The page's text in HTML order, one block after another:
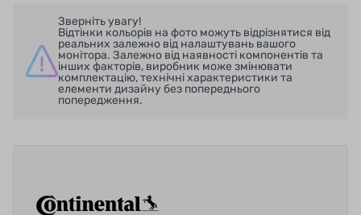
Зверніть увагу!
Відтінки кольорів на фото можуть відрізнятися від
реальних залежно від налаштувань вашого
монітора. Залежно від наявності компонентів та
інших факторів, виробник може змінювати
комплектацію, технічні характеристики та
елементи дизайну без попереднього
попередження.